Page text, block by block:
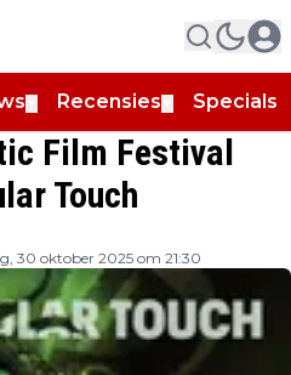
Recensies Specials
Film Festival
Touch
30 oktober 2025 om 21:30